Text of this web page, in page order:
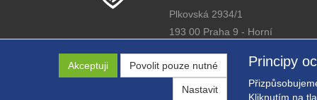
Akceptuji Povolit pouze nutné
Nastavit
Principy
Kliknutím na
Plkovská 2934/1
193 00 Praha 9 - Horní
IČ: 26446863
DIČ: CZ26446863